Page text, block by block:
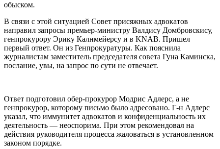
обыском.
В связи с этой ситуацией Совет присяжных адвокатов
направил запросы премьер-министру Валдису Домбровскису,
генпрокурору Эрику Калнмейерсу и в KNAB. Пришел
первый ответ. Он из Генпрокуратуры. Как пояснила
журналистам заместитель председателя совета Гуна Каминска,
послание, увы, на запрос по сути не отвечает.
Ответ подготовил обер-прокурор Модрис Адлерс, а не
генпрокурор, которому письмо было адресовано. Г-н Адлерс
указал, что иммунитет адвокатов и конфиденциальность их
деятельность — неоспорима. При этом рекомендовал на
действия руководителя процесса жаловаться в установленном
законом порядке.